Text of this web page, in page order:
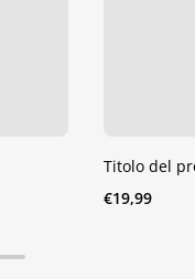
Titolo del
Prezzo
€19,99